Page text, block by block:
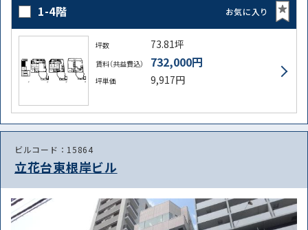
1-4階 お気に入り
坪数 73.81坪
賃料（共益費込） 732,000円
坪単価 9,917円
ビルコード：15864
立花台東根岸ビル